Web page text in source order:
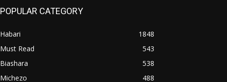
POPULAR CATEGORY
Habari
1848
Must Read
543
Biashara
538
Michezo
488